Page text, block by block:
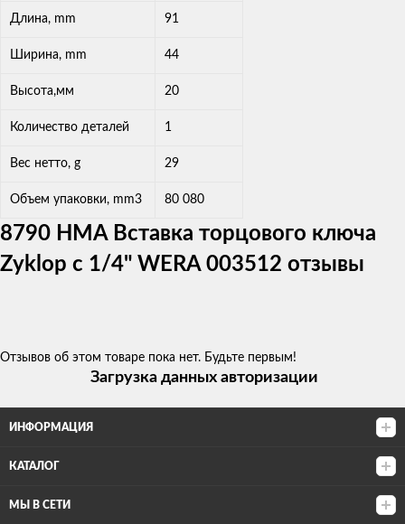
Длина, mm 91
Ширина, mm 44
Высота,мм 20
Количество деталей 1
Вес нетто, g 29
Объем упаковки, mm3 80 080
8790 HMA Вставка торцового ключа
Zyklop с 1/4" WERA 003512 отзывы
Отзывов об этом товаре пока нет. Будьте первым!
Загрузка данных авторизации
ИНФОРМАЦИЯ
КАТАЛОГ
МЫ В СЕТИ